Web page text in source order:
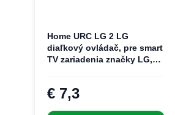
Home URC LG 2 LG
diaľkový ovládač, pre smart
TV zariadenia značky LG,
€ 7,3